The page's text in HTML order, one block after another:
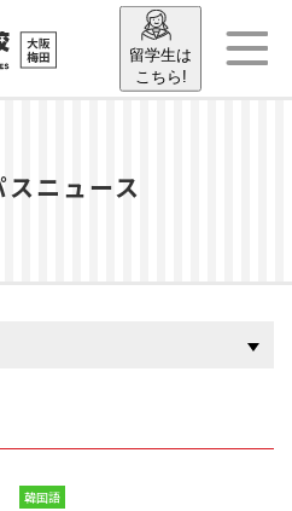
留学生は
こちら!
スニュース
韓国語